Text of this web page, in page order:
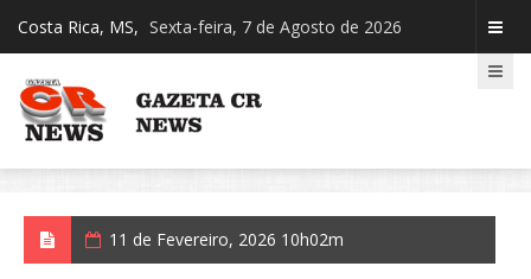
Costa Rica, MS, Sexta-feira, 7 de Agosto de 2026
11 de Fevereiro, 2026 10h02m